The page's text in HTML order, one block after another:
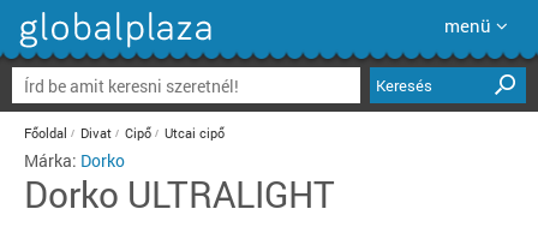
menü
Keresés
Főoldal Divat Cipő Utcai cipő
Márka: Dorko
Dorko ULTRALIGHT